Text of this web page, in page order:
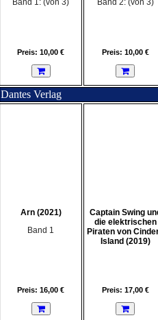
Band 1: (von 3)
Preis: 10,00 €
Band 2: (von 3)
Preis: 10,00 €
Dantes Verlag
Arn (2021)
Band 1
Preis: 16,00 €
Captain Swing
die elektrischen
Piraten von
Island (2019)
Preis: 17,00 €